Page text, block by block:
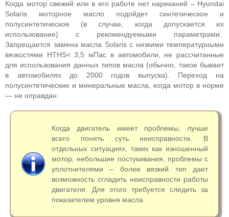
Когда мотор свежий или в его работе нет нареканий – Hyundai
Solaris моторное масло подойдет синтетическое и
полусинтетическое (в случае, когда допускается их
использование) с рекомендуемыми параметрами.
Запрещается замена масла Solaris с низкими температурными
вязкостями HTHS< 3,5 мПас в автомобили, не рассчитанные
для использования данных типов масла (обычно, такое бывает
в автомобилях до 2000 годов выпуска). Переход на
полусинтетические и минеральные масла, когда мотор в норме
— не оправдан.
Когда двигатель имеет проблемы, лучше
всего понять суть неисправности. В
отдельных ситуациях, таких как изношенный
мотор, небольшие постукивания, проблемы с
уплотнителями – более вязкий тип дает
возможность сгладить неисправности работы
двигателя. Для этого требуется следить за
показателем уровня масла.